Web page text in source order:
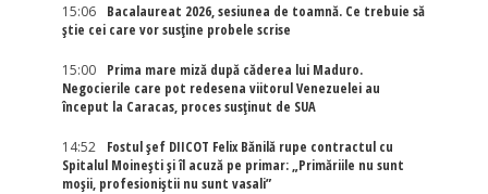
15:06
Bacalaureat 2026, sesiunea de toamnă. Ce trebuie să
știe cei care vor susține probele scrise
15:00
Prima mare miză după căderea lui Maduro.
Negocierile care pot redesena viitorul Venezuelei au
început la Caracas, proces susținut de SUA
14:52
Fostul șef DIICOT Felix Bănilă rupe contractul cu
Spitalul Moinești și îl acuză pe primar: „Primăriile nu sunt
moșii, profesioniștii nu sunt vasali”